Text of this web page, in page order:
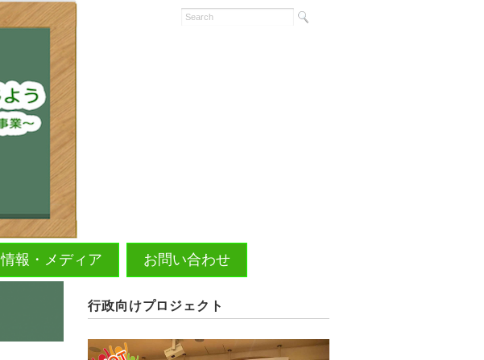
情報・メディア お問い合わせ
行政向けプロジェクト